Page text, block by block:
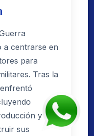
a centrarse en
para
Tras la
y la
sus